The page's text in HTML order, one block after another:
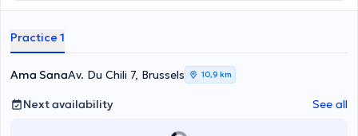
Practice 1
Ama SanaAv. Du Chili 7, Brussels 10,9 km
Next availability See all